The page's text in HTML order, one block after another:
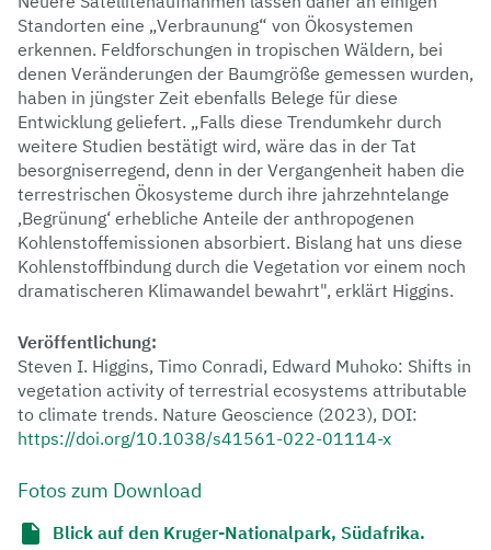
Standorten eine „Verbraunung“ von Ökosystemen
erkennen. Feldforschungen in tropischen Wäldern, bei
denen Veränderungen der Baumgröße gemessen wurden,
haben in jüngster Zeit ebenfalls Belege für diese
Entwicklung geliefert. „Falls diese Trendumkehr durch
weitere Studien bestätigt wird, wäre das in der Tat
besorgniserregend, denn in der Vergangenheit haben die
terrestrischen Ökosysteme durch ihre jahrzehntelange
‚Begrünung‘ erhebliche Anteile der anthropogenen
Kohlenstoffemissionen absorbiert. Bislang hat uns diese
Kohlenstoffbindung durch die Vegetation vor einem noch
dramatischeren Klimawandel bewahrt", erklärt Higgins.
Veröffentlichung:
Steven I. Higgins, Timo Conradi, Edward Muhoko: Shifts in
vegetation activity of terrestrial ecosystems attributable
to climate trends. Nature Geoscience (2023), DOI:
https://doi.org/10.1038/s41561-022-01114-x
Fotos zum Download
Blick auf den Kruger-Nationalpark, Südafrika.